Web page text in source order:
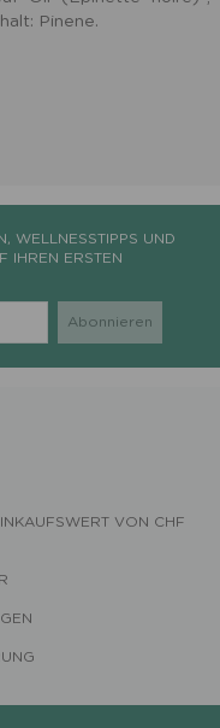
Pinene.
WELLNESSTIPPS UND
IHREN ERSTEN
VON CHF